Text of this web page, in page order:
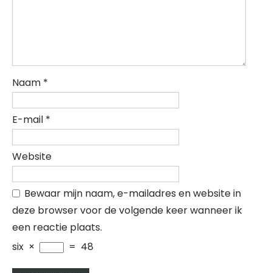
Naam *
E-mail *
Website
Bewaar mijn naam, e-mailadres en website in
deze browser voor de volgende keer wanneer ik
een reactie plaats.
six × = 48